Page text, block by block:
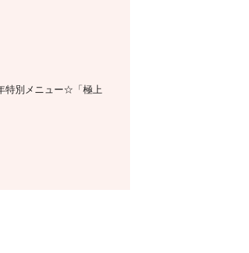
特別メニュー☆「極上